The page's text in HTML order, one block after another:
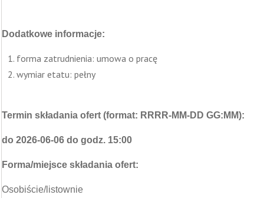
Dodatkowe informacje:
forma zatrudnienia: umowa o pracę
wymiar etatu: pełny
Termin składania ofert (format: RRRR-MM-DD GG:MM):
do 2026-06-06 do godz. 15:00
Forma/miejsce składania ofert:
Osobiście/listownie